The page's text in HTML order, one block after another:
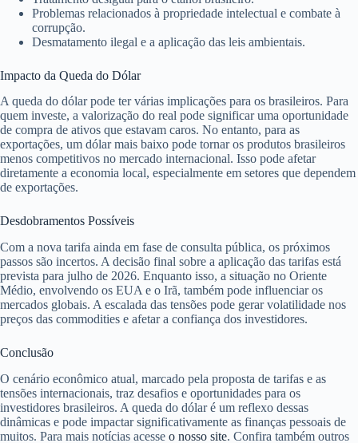
Problemas relacionados à propriedade intelectual e combate à
corrupção.
Desmatamento ilegal e a aplicação das leis ambientais.
Impacto da Queda do Dólar
A queda do dólar pode ter várias implicações para os brasileiros. Para
quem investe, a valorização do real pode significar uma oportunidade
de compra de ativos que estavam caros. No entanto, para as
exportações, um dólar mais baixo pode tornar os produtos brasileiros
menos competitivos no mercado internacional. Isso pode afetar
diretamente a economia local, especialmente em setores que dependem
de exportações.
Desdobramentos Possíveis
Com a nova tarifa ainda em fase de consulta pública, os próximos
passos são incertos. A decisão final sobre a aplicação das tarifas está
prevista para julho de 2026. Enquanto isso, a situação no Oriente
Médio, envolvendo os EUA e o Irã, também pode influenciar os
mercados globais. A escalada das tensões pode gerar volatilidade nos
preços das commodities e afetar a confiança dos investidores.
Conclusão
O cenário econômico atual, marcado pela proposta de tarifas e as
tensões internacionais, traz desafios e oportunidades para os
investidores brasileiros. A queda do dólar é um reflexo dessas
dinâmicas e pode impactar significativamente as finanças pessoais de
muitos. Para mais notícias acesse o nosso site. Confira também outros